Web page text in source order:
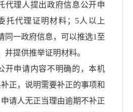
代理人提出政府信息公开申
托代理证明材料；5人以上
同一政府信息，可以推选1至
并提供推举证明材料。
开申请内容不明确的，本机
正，说明需要补正的事项和
请人无正当理由逾期不补正